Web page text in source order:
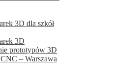
3D dla szkół
3D
prototypów 3D
– Warszawa